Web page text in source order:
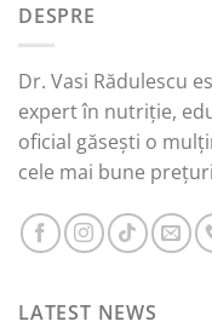
DESPRE
Dr. Vasi Rădulescu
expert în nutriție,
oficial găsești o
cele mai bune
LATEST NEWS